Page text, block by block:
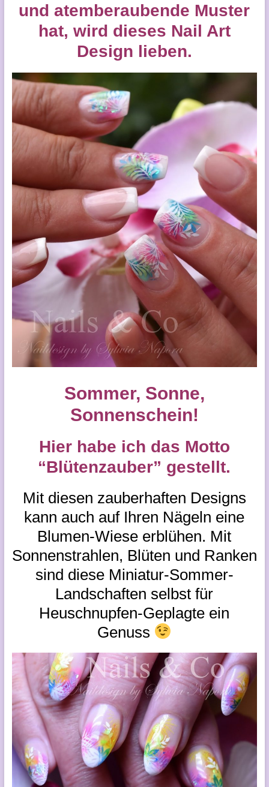
und atemberaubende Muster
hat, wird dieses Nail Art
Design lieben.
Sommer, Sonne,
Sonnenschein!
Hier habe ich das Motto
“Blütenzauber” gestellt.
Mit diesen zauberhaften Designs
kann auch auf Ihren Nägeln eine
Blumen-Wiese erblühen. Mit
Sonnenstrahlen, Blüten und Ranken
sind diese Miniatur-Sommer-
Landschaften selbst für
Heuschnupfen-Geplagte ein
Genuss